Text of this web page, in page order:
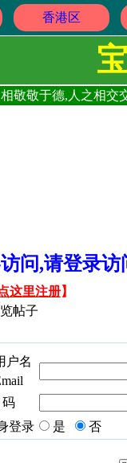
香港区
敬敬于德,人之相
访问,请登录
这里注册】
帖子
户名
登录
是 否